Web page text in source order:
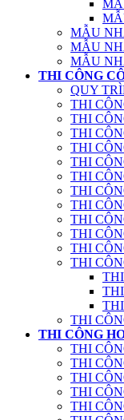
MẪU
MẪU
MẪU
THI CÔNG
QUY
THI
THI
THI
THI
THI
THI
THI
THI
THI
THI
THI
THI
THI
THI CÔNG
THI
THI
THI
THI
THI